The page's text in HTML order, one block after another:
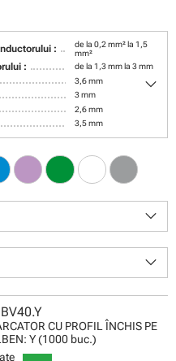
:
de la 0,2 mm² la 1,5
mm²
: de la 1,3 mm la 3 mm
3,6 mm
3 mm
2,6 mm
3,5 mm
keyboard_arrow_down
keyboard_arrow_down
keyboard_arrow_down
CU PROFIL ÎNCHIS PE
Y (1000 buc.)